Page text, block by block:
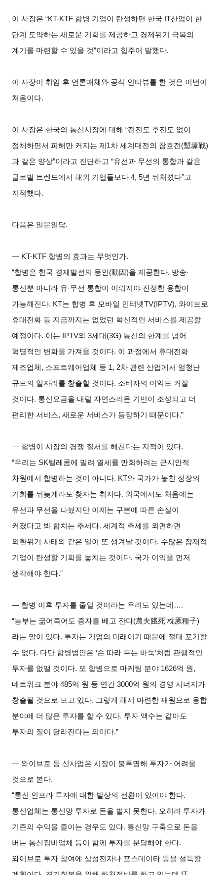
이 사장은 “KT-KTF 합병 기업이 탄생하면 한국 IT산업이 한
단계 도약하는 새로운 기회를 제공하고 경제위기 극복의
계기를 마련할 수 있을 것”이라고 힘주어 말했다.
이 사장이 취임 후 언론매체와 공식 인터뷰를 한 것은 이번이
처음이다.
이 사장은 한국의 통신시장에 대해 “전진도 후진도 없이
정체하면서 피해만 커지는 제1차 세계대전의 참호전(塹壕戰)
과 같은 양상”이라고 진단하고 “유선과 무선의 통합과 같은
글로벌 트렌드에서 해외 기업들보다 4, 5년 뒤처졌다”고
지적했다.
다음은 일문일답.
― KT-KTF 합병의 효과는 무엇인가.
“합병은 한국 경제발전의 동인(動因)을 제공한다. 방송·
통신뿐 아니라 유·무선 통합이 이뤄져야 진정한 융합이
가능해진다. KT는 합병 후 모바일 인터넷TV(IPTV), 와이브로
휴대전화 등 지금까지는 없었던 혁신적인 서비스를 제공할
예정이다. 이는 IPTV와 3세대(3G) 통신의 한계를 넘어
혁명적인 변화를 가져올 것이다. 이 과정에서 휴대전화
제조업체, 소프트웨어업체 등 1, 2차 관련 산업에서 엄청난
규모의 일자리를 창출할 것이다. 소비자의 이익도 커질
것이다. 통신요금을 내릴 자연스러운 기반이 조성되고 더
편리한 서비스, 새로운 서비스가 등장하기 때문이다.”
― 합병이 시장의 경쟁 질서를 해친다는 지적이 있다.
“우리는 SK텔레콤에 밀려 열세를 만회하려는 근시안적
차원에서 합병하는 것이 아니다. KT와 국가가 놓친 성장의
기회를 뒤늦게라도 찾자는 취지다. 외국에서도 처음에는
유선과 무선을 나눴지만 이제는 구분에 따른 손실이
커졌다고 봐 합치는 추세다. 세계적 추세를 외면하면
외환위기 사태와 같은 일이 또 생겨날 것이다. 수많은 잠재적
기업이 탄생할 기회를 놓치는 것이다. 국가 이익을 먼저
생각해야 한다.”
― 합병 이후 투자를 줄일 것이라는 우려도 있는데….
“농부는 굶어죽어도 종자를 베고 잔다(農夫餓死 枕厥種子)
라는 말이 있다. 투자는 기업의 미래이기 때문에 절대 포기할
수 없다. 다만 합병법인은 ‘손 따라 두는 바둑’처럼 관행적인
투자를 없앨 것이다. 또 합병으로 마케팅 분야 1626억 원,
네트워크 분야 485억 원 등 연간 3000억 원의 경영 시너지가
창출될 것으로 보고 있다. 그렇게 해서 마련한 재원으로 융합
분야에 더 많은 투자를 할 수 있다. 투자 액수는 같아도
투자의 질이 달라진다는 의미다.”
―와이브로 등 신사업은 시장이 불투명해 투자가 어려울
것으로 본다.
“통신 인프라 투자에 대한 발상의 전환이 있어야 한다.
통신업체는 통신망 투자로 돈을 벌지 못한다. 오히려 투자가
기존의 수익을 줄이는 경우도 있다. 통신망 구축으로 돈을
버는 통신장비업체 등이 함께 투자를 분담해야 한다.
와이브로 투자 참여에 삼성전자나 포스데이타 등을 설득할